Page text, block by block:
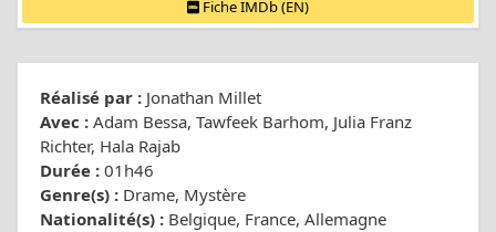
Fiche IMDb (EN)
Réalisé par : Jonathan Millet
Avec : Adam Bessa, Tawfeek Barhom, Julia Franz
Richter, Hala Rajab
Durée : 01h46
Genre(s) : Drame, Mystère
Nationalité(s) : Belgique, France, Allemagne